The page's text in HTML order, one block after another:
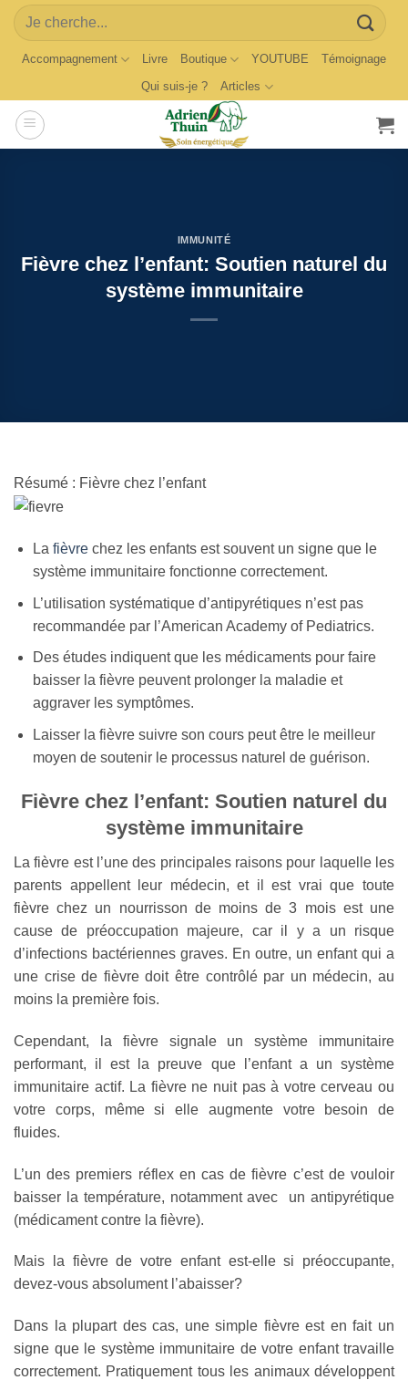
Skip
content
Search
for:
Accompagnement Livre Boutique YOUTUBE
Témoignage
Qui suis-je ?
Articles
IMMUNITÉ
Fièvre chez l’enfant: Soutien naturel du
système immunitaire
Résumé : Fièvre chez l’enfant
La fièvrechez les enfants est souvent un signe que le
système immunitaire fonctionne correctement.
L’utilisation systématique d’antipyrétiques n’est pas
recommandée par l’American Academy of Pediatrics.
Des études indiquent que les médicaments pour faire
baisser la fièvre peuvent prolonger la maladie et
aggraver les symptômes.
Laisser la fièvre suivre son cours peut être le meilleur
moyen de soutenir le processus naturel de guérison.
Fièvre chez l’enfant: Soutien naturel du
système immunitaire
La fièvre est l’une des principales raisons pour laquelle les
parents appellent leur médecin, et il est vrai que toute
fièvre chez un nourrisson de moins de 3 mois est une
cause de préoccupation majeure, car il y a un risque
d’infections bactériennes graves. En outre, un enfant qui a
une crise de fièvre doit être contrôlé par un médecin, au
moins la première fois.
Cependant, la fièvre signale un système immunitaire
performant, il est la preuve que l’enfant a un système
immunitaire actif. La fièvre ne nuit pas à votre cerveau ou
votre corps, même si elle augmente votre besoin de
fluides.
L’un des premiers réflex en cas de fièvre c’est de vouloir
baisser la température, notamment avec un antipyrétique
(médicament contre la fièvre).
Mais la fièvre de votre enfant est-elle si préoccupante,
devez-vous absolument l’abaisser?
Dans la plupart des cas, une simple fièvre est en fait un
signe que le système immunitaire de votre enfant travaille
correctement. Pratiquement tous les animaux développent